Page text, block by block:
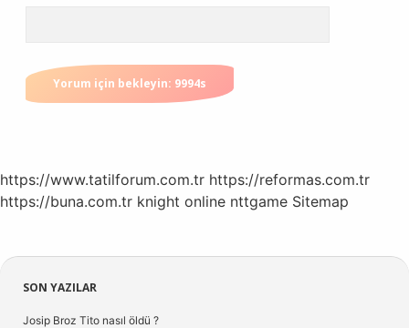
https://www.tatilforum.com.tr https://reformas.com.tr
https://buna.com.tr knight online nttgame Sitemap
Sidebar
SON YAZILAR
Josip Broz Tito nasıl öldü ?